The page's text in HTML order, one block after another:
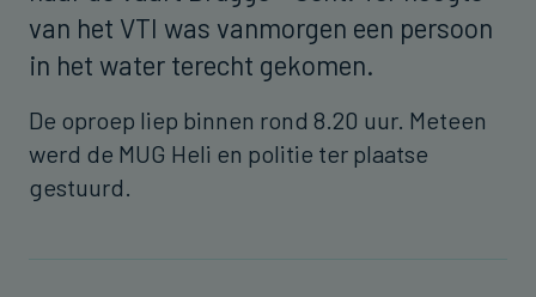
van het VTI was vanmorgen een persoon
in het water terecht gekomen.
De oproep liep binnen rond 8.20 uur. Meteen
werd de MUG Heli en politie ter plaatse
gestuurd.